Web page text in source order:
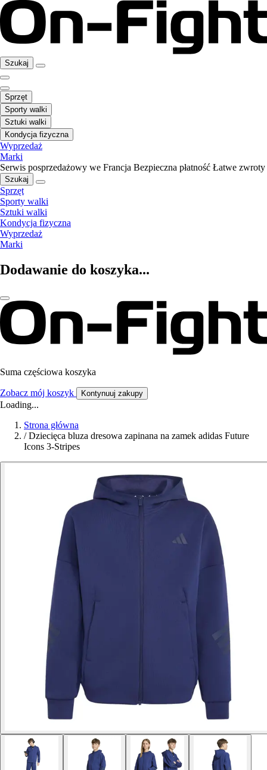
Szukaj
Sprzęt
Sporty walki
Sztuki walki
Kondycja fizyczna
Wyprzedaż
Marki
Serwis posprzedażowy we Francja Bezpieczna płatność Łatwe zwroty
Szukaj
Sprzęt
Sporty walki
Sztuki walki
Kondycja fizyczna
Wyprzedaż
Marki
Dodawanie do koszyka...
Suma częściowa koszyka
Zobacz mój koszyk Kontynuuj zakupy
Loading...
Strona główna
/ Dziecięca bluza dresowa zapinana na zamek adidas Future
Icons 3-Stripes